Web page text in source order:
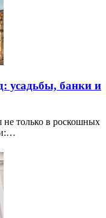
усадьбы, банки и
не только в роскошных